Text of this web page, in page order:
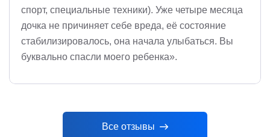
спорт, специальные техники). Уже четыре месяца
дочка не причиняет себе вреда, её состояние
стабилизировалось, она начала улыбаться. Вы
буквально спасли моего ребенка».
Все отзывы